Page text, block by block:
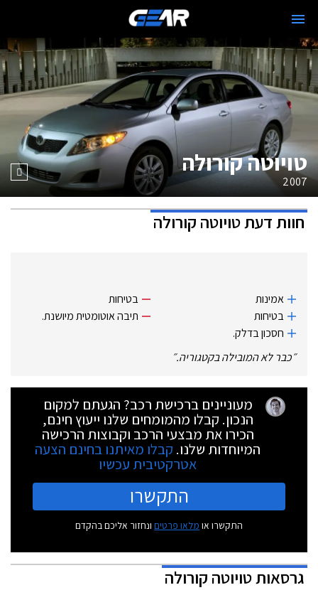
טויוטה קורולה
2007
חוות דעתטויוטה קורולה
אמינות
בטיחות
חסכון בדלק.
בטיחות
תיבה אוטומטית מיושנת.
״כבר לא המובילה בקטגוריה.״
מעוניינים ברכישת רכב? הגעתם למקום
הנכון. קבלו מהמומחים שלנו ייעוץ חינם,
הכירו את מבצעי הרכב וקבוצות הרכישה
המיוחדות שלנו. קבלו מאיתנו בחינם הצעה
אטרקטיבית עכשיו
התקשרו
התקשרו או מלאו פרטים ונחזור אליכם בהקדם
גרסאותטויוטה קורולה